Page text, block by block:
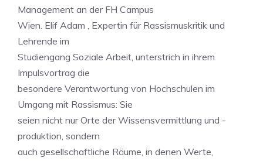
Management an der FH Campus
Wien. Elif Adam , Expertin für Rassismuskritik und
Lehrende im
Studiengang Soziale Arbeit, unterstrich in ihrem
Impulsvortrag die
besondere Verantwortung von Hochschulen im
Umgang mit Rassismus: Sie
seien nicht nur Orte der Wissensvermittlung und -
produktion, sondern
auch gesellschaftliche Räume, in denen Werte,